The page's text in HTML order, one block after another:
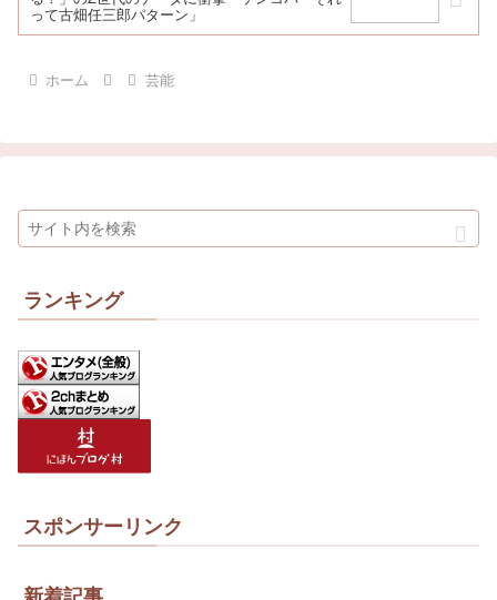
って古畑任三郎パターン」
ホーム 芸能
ランキング
スポンサーリンク